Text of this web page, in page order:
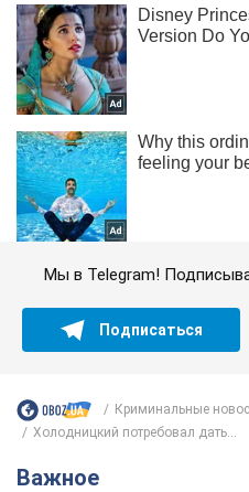
Мы в Telegram!
Подписаться
Криминальные
Холодницкий потребовал дать...
Важное